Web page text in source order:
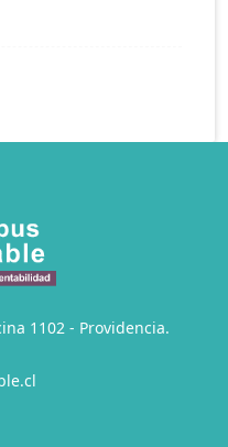
1102 - Providencia.